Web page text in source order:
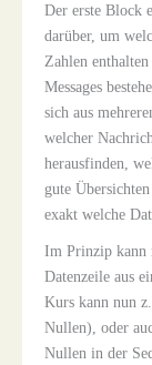
Der erste Block
darüber, um
Zahlen
Messages
sich aus
welcher
herausfinden,
gute
exakt welche
Im Prinzip kann
Datenzeile aus
Kurs kann nun
Nullen), oder
Nullen in der